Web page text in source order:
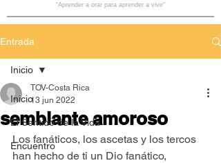
“Aprender a orar para aprender a vivir”
Entrada
Inicio
El Sentido de la Vida
Encuentro
Inicio
semblante amoroso
TOV-Costa Rica
13 jun 2022
Los fanáticos, los ascetas y los tercos
han hecho de ti un Dio fanático,